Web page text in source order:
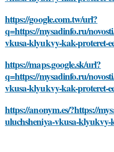
https://google.com.tw/url?
q=https://mysadinfo.ru/
vkusa-klyukvy-kak-proteret-
https://maps.google.sk/url?
q=https://mysadinfo.ru/
vkusa-klyukvy-kak-proteret-
https://anonym.es/?https://
uluchsheniya-vkusa-klyukvy-